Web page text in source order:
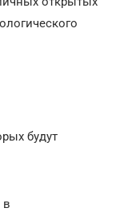
будут
в